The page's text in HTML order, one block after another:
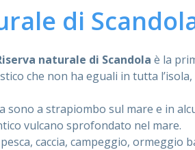
di
naturale di Scandola è la
che non ha eguali in tutta
sono a strapiombo sul mare e in
vulcano sprofondato nel mare.
caccia, campeggio, ormeggio